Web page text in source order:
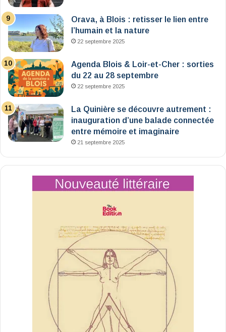
Orava, à Blois : retisser le lien entre
l’humain et la nature
22 septembre 2025
Agenda Blois & Loir-et-Cher : sorties
du 22 au 28 septembre
22 septembre 2025
La Quinière se découvre autrement :
inauguration d’une balade connectée
entre mémoire et imaginaire
21 septembre 2025